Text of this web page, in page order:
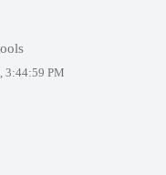
3:44:59 PM